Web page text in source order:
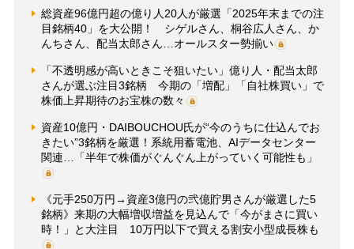
総資産96億円超の億り人20人が厳選「2025年末までの注
目銘柄40」を大公開！ シゲルさん、桐谷広人さん、か
んちさん、配当太郎さん…オールスター勢揃い
「不透明感が高いときこそ狙いたい」億り人・配当太郎
さんが選ぶ注目3銘柄 今期の「増配」「自社株買い」で
株価上昇期待のお宝株の数々
資産10億円・DAIBOUCHOU氏が“今のうちに仕込んでお
きたい”3銘柄を厳選！系統用蓄電池、AIデータセンター
関連…「半年で株価がぐんぐん上がっていく可能性も」
《元手250万円→資産3億円の弐億貯男さんが厳選した5
銘柄》来期の大幅増収増益を見込んで「今がまさに買い
時！」と大注目 10万円以下で買える割安小型成長株も